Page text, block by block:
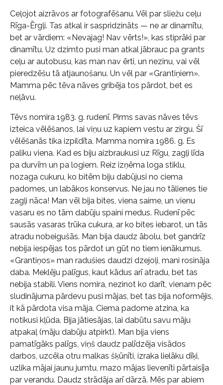
Ceļojot aizrāvos ar fotografēšanu. Vēl par sliežu ceļu
Rīga-Ērgļi. Tas atkal ir saspridzināts — ne ar dinamītu,
bet ar vārdiem: «Nevajag! Nav vērts!», kas stiprāki par
dinamītu. Uz dzimto pusi man atkal jābrauc pa grants
ceļu ar autobusu, kas man nav ērti, un nezinu, vai vēl
pieredzēšu tā atjaunošanu. Un vēl par «Grantiņiem».
Mamma pēc tēva nāves gribēja tos pārdot, bet es
neļāvu.
Tēvs nomira 1983. g. rudenī. Pirms savas nāves tēvs
izteica vēlēšanos, lai viņu uz kapiem vestu ar zirgu. Šī
vēlēšanās tika izpildīta. Mamma nomira 1986. g. Es
paliku viena. Kad es biju aizbraukusi uz Rīgu, zagļi līda
pa durvīm un pa logiem. Reiz izņēma loga stiklu,
nozaga cukuru, ko bitēm biju dabūjusi no ciema
padomes, un labākos konservus. Ne jau no tālienes tie
zagļi nāca! Man vēl bija bites, viena saime, un vienu
vasaru es no tām dabūju spaini medus. Rudenī pēc
sausās vasaras trūka cukura, ar ko bites iebarot, un tās
atradu nobeigušās. Man bija daudz ābolu, bet gandrīz
nebija iespējas tos pārdot un gūt no tiem ienākumus.
«Grantiņos» man radušies daudzi dzejoļi, mani rosināja
daba. Meklēju palīgus, kaut kādus arī atradu, bet tas
nebija stabili. Viens nomira, nezinot ko darīt, vienam pēc
sludinājuma pārdevu pusi mājas, bet tas bija noformējis,
it kā pārdota visa māja. Ciema padome atzina, ka
notikusi kļūda. Bija jātiesājas, lai dabūtu savu māju
atpakaļ (māju dabūju atpirkt). Man bija viens
pamatīgāks palīgs, viņš daudz palīdzēja visādos
darbos, uzcēla otru malkas šķūnīti, izraka lielāku dīķi,
uzlika mājai jaunu jumtu, mazo mājas lievenīti pārtaisīja
par verandu. Daudz strādāja arī dārzā. Mēs par abiem